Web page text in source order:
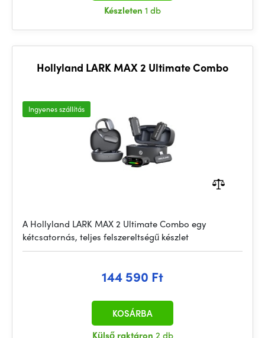
Készleten 1 db
Hollyland LARK MAX 2 Ultimate Combo
Ingyenes szállítás
A Hollyland LARK MAX 2 Ultimate Combo egy
kétcsatornás, teljes felszereltségű készlet
144 590 Ft
Külső raktáron 2 db
KOSÁRBA